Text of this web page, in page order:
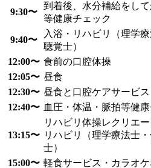
9:30〜
到着後、水分補給をし
等健康チェック
9:40〜
入浴・リハビリ（理学
聴覚士）
12:00〜 食前の口腔体操
12:05〜 昼食
12:30〜 昼食と口腔ケアサービス
12:40〜 血圧・体温・脈拍等健
13:15〜
リハビリ体操レクリエ
リハビリ（理学療法士
士）
15:00〜 軽食サービス・カラオ